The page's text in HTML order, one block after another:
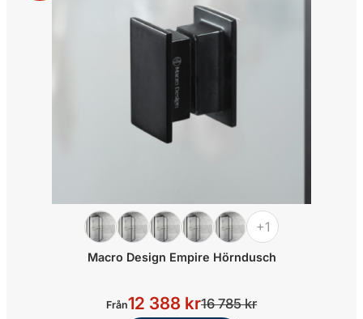
Macro Design Empire Hörndusch
+1
Från12 388 kr16 785 kr